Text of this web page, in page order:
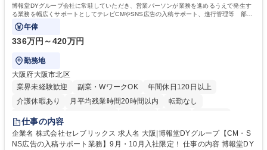
博報堂DYグループ会社に常駐していただき、営業パーソンが業務を進めるうえで発生す
る業務を幅広くサポートとしてテレビCMやSNS広告の入稿サポート、進行管理等 部内
アシスタントとしての業務をお任せします。
年俸
336万円～420万円
勤務地
大阪府大阪市北区
業界未経験歓迎
副業・WワークOK
年間休日120日以上
介護休暇あり
月平均残業時間20時間以内
転勤なし
未経験者歓迎
完全週休2日制
交通費支給 駅近5分以内
仕事の内容
企業名 株式会社セレブリックス 求人名 大阪|博報堂DYグループ【CM・S
NS広告の入稿サポート業務】9月・10月入社限定！ 仕事の内容 博報堂DY